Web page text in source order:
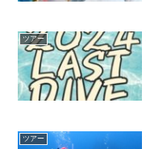
ツアー
ツアー